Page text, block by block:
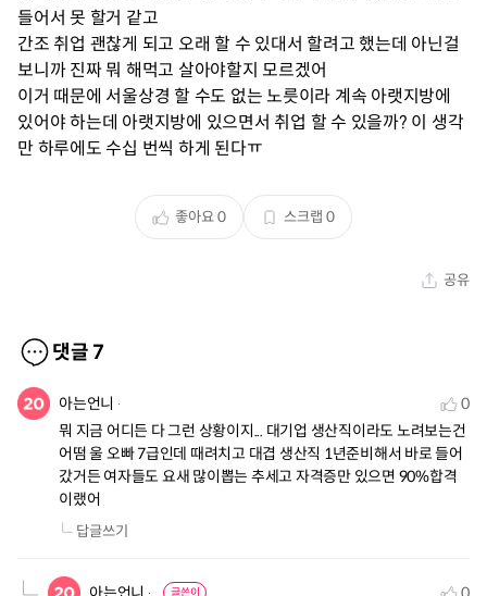
들어서 못 할거 같고
간조 취업 괜찮게 되고 오래 할 수 있대서 할려고 했는데 아닌걸
보니까 진짜 뭐 해먹고 살아야할지 모르겠어
이거 때문에 서울상경 할 수도 없는 노릇이라 계속 아랫지방에
있어야 하는데 아랫지방에 있으면서 취업 할 수 있을까? 이 생각
만 하루에도 수십 번씩 하게 된다ㅠ
좋아요0 스크랩 0
공유
댓글 7
아는언니
0
뭐 지금 어디든 다 그런 상황이지... 대기업 생산직이라도 노려보는건
어떰 울 오빠 7급인데 때려치고 대겹 생산직 1년준비해서 바로 들어
갔거든 여자들도 요새 많이뽑는 추세고 자격증만 있으면 90%합격
이랬어
답글쓰기
글쓴이